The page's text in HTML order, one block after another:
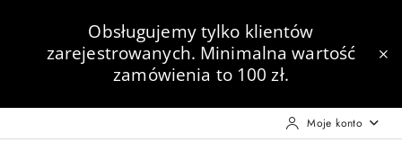
Przejdź do treści głównej
Przejdź do wyszukiwarki
Przejdź do moje konto
Przejdź do menu głównego
Przejdź do opisu produktu
Przejdź do stopki
Obsługujemy tylko klientów
zarejestrowanych. Minimalna wartość
zamówienia to 100 zł.
Moje konto